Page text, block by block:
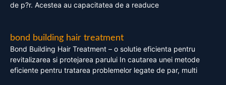
de p?r. Acestea au capacitatea de a readuce
bond building hair treatment
Bond Building Hair Treatment – o solutie eficienta pentru
revitalizarea si protejarea parului In cautarea unei metode
eficiente pentru tratarea problemelor legate de par, multi